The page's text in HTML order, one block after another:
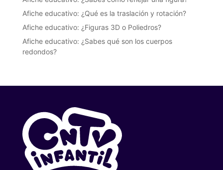
Afiche educativo: ¿Qué es la traslación y rotación?
Afiche educativo: ¿Figuras 3D o Poliedros?
Afiche educativo: ¿Sabes qué son los cuerpos
redondos?